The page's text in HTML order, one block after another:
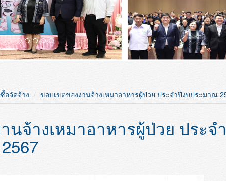
นจ้างเหมาอาหารผู้ป่วย ประจำ